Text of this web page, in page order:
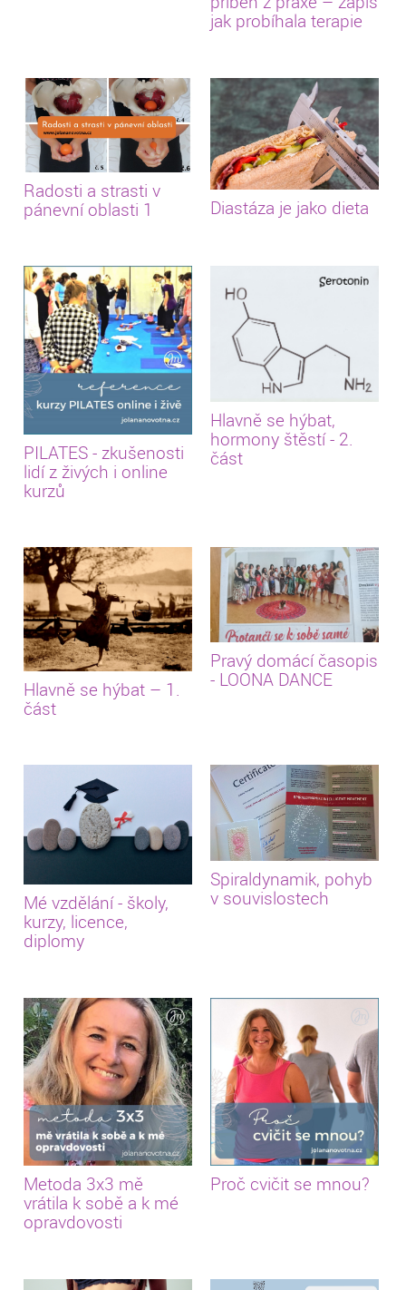
jak probíhala terapie
Radosti a strasti v
pánevní oblasti 1
Diastáza je jako dieta
PILATES - zkušenosti
lidí z živých i online
kurzů
Hlavně se hýbat,
hormony štěstí - 2.
část
Hlavně se hýbat – 1.
část
Pravý domácí časopis
- LOONA DANCE
Mé vzdělání - školy,
kurzy, licence,
diplomy
Spiraldynamik, pohyb
v souvislostech
Metoda 3x3 mě
vrátila k sobě a k mé
opravdovosti
Proč cvičit se mnou?